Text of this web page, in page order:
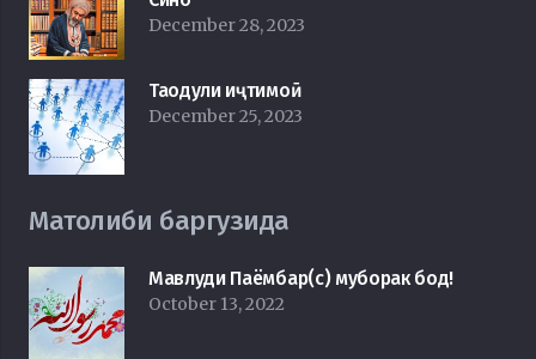
December 28, 2023
Таодули иҷтимоӣ
December 25, 2023
Матолиби баргузида
Мавлуди Паёмбар(с) муборак бод!
October 13, 2022